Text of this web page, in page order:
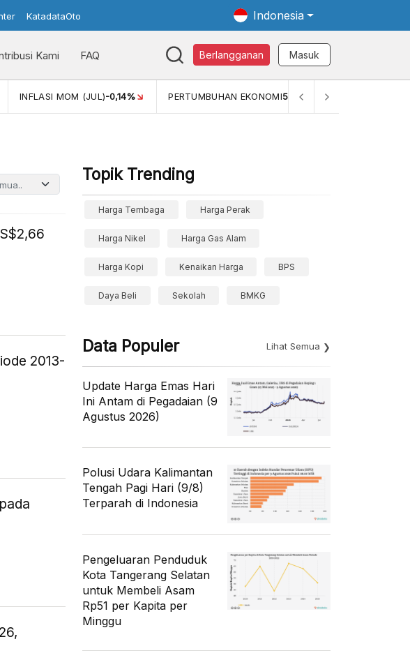
KatadataOto Indonesia
Kami FAQ Berlangganan Masuk
INFLASI MOM (JUL)-0,14% PERTUMBUHAN EKONOMI5,11% PERTUMBUHAN
2013-
Topik Trending
Harga Tembaga Harga Perak
Harga Nikel Harga Gas Alam
Harga Kopi Kenaikan Harga BPS
Daya Beli Sekolah BMKG
Data Populer Lihat Semua
Update Harga Emas Hari
Ini Antam di Pegadaian (9
Agustus 2026)
Polusi Udara Kalimantan
Tengah Pagi Hari (9/8)
Terparah di Indonesia
Pengeluaran Penduduk
Kota Tangerang Selatan
untuk Membeli Asam
Rp51 per Kapita per
Minggu